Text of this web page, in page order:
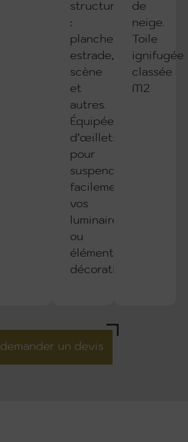
structures
:
plancher,
estrade,
scène
et
autres.
Équipée
d’œillets
pour
suspendre
facilement
vos
luminaires
ou
éléments
décoratifs.
de
neige.
Toile
ignifugée
classée
M2
demander un devis